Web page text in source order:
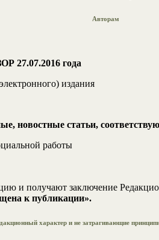
Авторам
года
издания
новостные статьи,
работы
и получают заключение
к публикации».
характер и не затрагивающие